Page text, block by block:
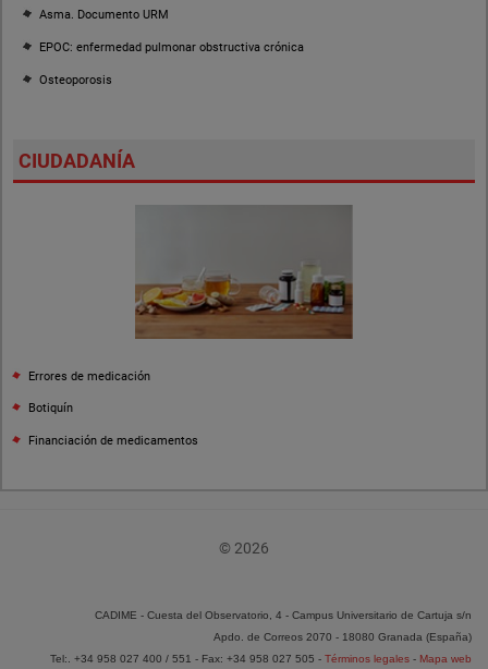
Asma. Documento URM
EPOC: enfermedad pulmonar obstructiva crónica
Osteoporosis
CIUDADANÍA
Errores de medicación
Botiquín
Financiación de medicamentos
© 2026
CADIME - Cuesta del Observatorio, 4 - Campus Universitario de Cartuja s/n
Apdo. de Correos 2070 - 18080 Granada (España)
Tel:. +34 958 027 400 / 551 - Fax: +34 958 027 505 - Términos legales - Mapa web